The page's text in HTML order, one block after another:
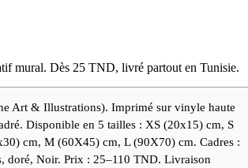
mural. Dès 25 TND, livré partout en Tunisie.
Art & Illustrations). Imprimé sur vinyle haute
Disponible en 5 tailles : XS (20x15) cm, S
cm, M (60X45) cm, L (90X70) cm. Cadres :
doré, Noir. Prix : 25–110 TND. Livraison